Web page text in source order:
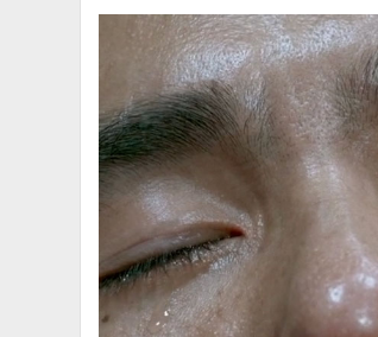
首之际，“三害并除”忽然便成了